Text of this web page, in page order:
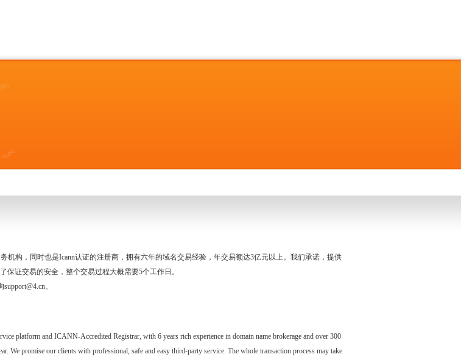
机构，同时也是Icann认证的注册商，拥有六年的域名交易经验，年交易额达3亿元以上。我们承诺，提供
保证交易的安全，整个交易过程大概需要5个工作日。
。
platform and ICANN-Accredited Registrar, with 6 years rich experience in domain name brokerage and over 300
We promise our clients with professional, safe and easy third-party service. The whole transaction process may take